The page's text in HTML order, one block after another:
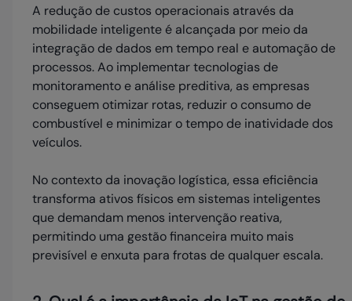
A redução de custos operacionais através da
mobilidade inteligente é alcançada por meio da
integração de dados em tempo real e automação de
processos. Ao implementar tecnologias de
monitoramento e análise preditiva, as empresas
conseguem otimizar rotas, reduzir o consumo de
combustível e minimizar o tempo de inatividade dos
veículos.
No contexto da inovação logística, essa eficiência
transforma ativos físicos em sistemas inteligentes
que demandam menos intervenção reativa,
permitindo uma gestão financeira muito mais
previsível e enxuta para frotas de qualquer escala.